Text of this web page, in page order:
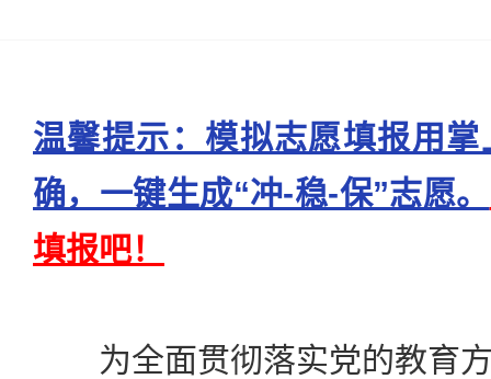
温馨提示：模拟志愿填报用
确，一键生成“冲-稳-保”志愿。
填报吧！
为全面贯彻落实党的教育方